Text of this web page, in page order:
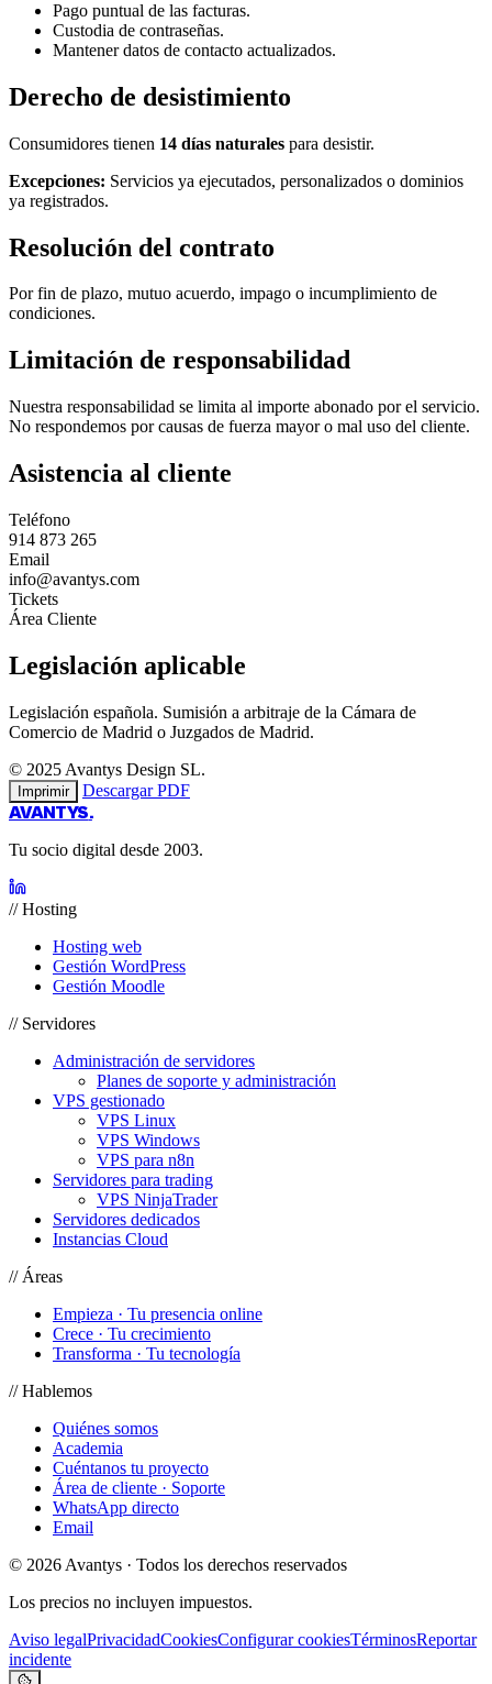
Pago puntual de las facturas.
Custodia de contraseñas.
Mantener datos de contacto actualizados.
Derecho de desistimiento
Consumidores tienen 14 días naturales para desistir.
Excepciones: Servicios ya ejecutados, personalizados o dominios
ya registrados.
Resolución del contrato
Por fin de plazo, mutuo acuerdo, impago o incumplimiento de
condiciones.
Limitación de responsabilidad
Nuestra responsabilidad se limita al importe abonado por el servicio.
No respondemos por causas de fuerza mayor o mal uso del cliente.
Asistencia al cliente
Teléfono
914 873 265
Email
info@avantys.com
Tickets
Área Cliente
Legislación aplicable
Legislación española. Sumisión a arbitraje de la Cámara de
Comercio de Madrid o Juzgados de Madrid.
© 2025 Avantys Design SL.
Imprimir Descargar PDF
AVANTYS.
Tu socio digital desde 2003.
// Hosting
Hosting web
Gestión WordPress
Gestión Moodle
// Servidores
Administración de servidores
Planes de soporte y administración
VPS gestionado
VPS Linux
VPS Windows
VPS para n8n
Servidores para trading
VPS NinjaTrader
Servidores dedicados
Instancias Cloud
// Áreas
Empieza · Tu presencia online
Crece · Tu crecimiento
Transforma · Tu tecnología
// Hablemos
Quiénes somos
Academia
Cuéntanos tu proyecto
Área de cliente · Soporte
WhatsApp directo
Email
© 2026 Avantys · Todos los derechos reservados
Los precios no incluyen impuestos.
Aviso legalPrivacidadCookiesConfigurar cookiesTérminosReportar
incidente